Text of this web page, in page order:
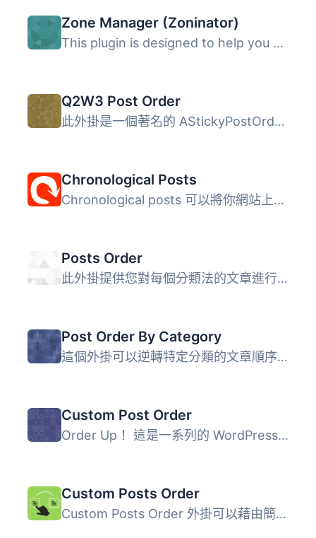
Zone Manager (Zoninator)
This plugin is designed to help you curate your content. ...
Q2W3 Post Order
此外掛是一個著名的 AStickyPostOrderER 的後代。 因為它已經...
Chronological Posts
Chronological posts 可以將你網站上的貼文順序改為依據時間...
Posts Order
此外掛提供您對每個分類法的文章進行排序的功能。 您可以按照...
Post Order By Category
這個外掛可以逆轉特定分類的文章順序，讓它們按照日期遞增排...
Custom Post Order
Order Up！ 這是一系列的 WordPress 外掛，可以透過簡單易用...
Custom Posts Order
Custom Posts Order 外掛可以藉由簡單的拖曳排序功能為文章排...